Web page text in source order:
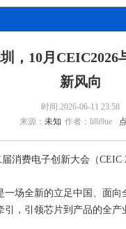
，10月
新风向
时间:2026-06-11 23:58
来源： 未知 作者：li8i9ue
届消费电子创新大会（
一场全新的立足中国、面
引，引领芯片到产品的全